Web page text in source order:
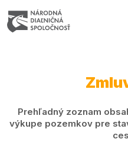
Prehľadný zoznam
výkupe pozemkov pre